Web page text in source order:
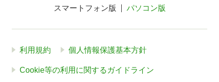
スマートフォン版 パソコン版
利用規約 個人情報保護基本方針
Cookie等の利用に関するガイドライン